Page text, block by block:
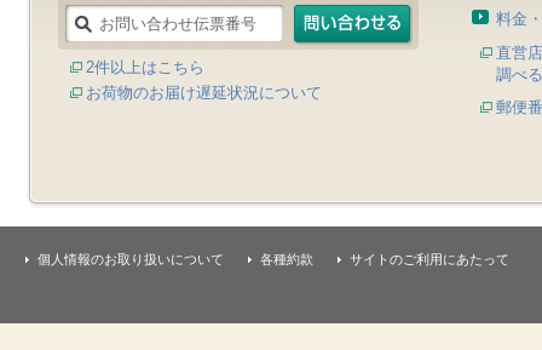
2件以上はこちら
お荷物のお届け遅延状況について
料金
直営
調べる
郵便
個人情報のお取り扱いについて 各種約款 サイトのご利用にあたって